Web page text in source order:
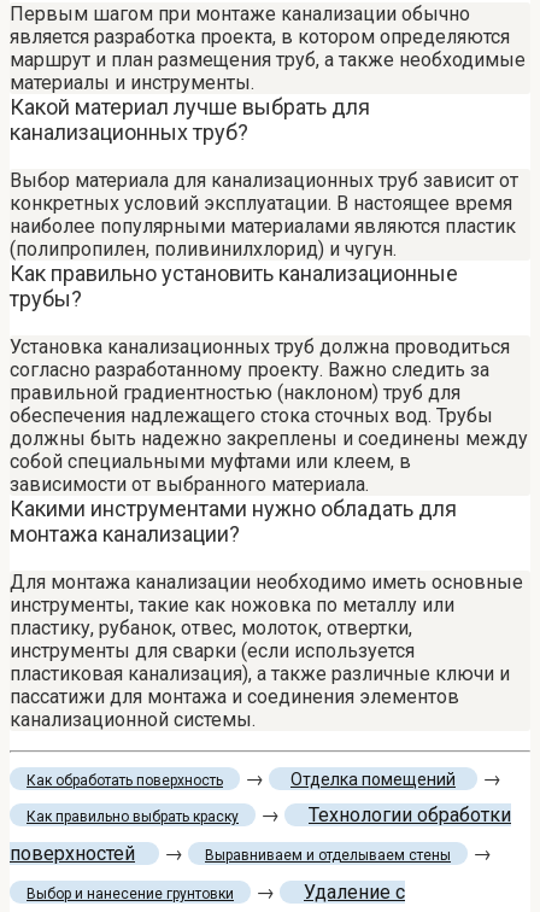
Первым шагом при монтаже канализации обычно
является разработка проекта, в котором определяются
маршрут и план размещения труб, а также необходимые
материалы и инструменты.
Какой материал лучше выбрать для
канализационных труб?
Выбор материала для канализационных труб зависит от
конкретных условий эксплуатации. В настоящее время
наиболее популярными материалами являются пластик
(полипропилен, поливинилхлорид) и чугун.
Как правильно установить канализационные
трубы?
Установка канализационных труб должна проводиться
согласно разработанному проекту. Важно следить за
правильной градиентностью (наклоном) труб для
обеспечения надлежащего стока сточных вод. Трубы
должны быть надежно закреплены и соединены между
собой специальными муфтами или клеем, в
зависимости от выбранного материала.
Какими инструментами нужно обладать для
монтажа канализации?
Для монтажа канализации необходимо иметь основные
инструменты, такие как ножовка по металлу или
пластику, рубанок, отвес, молоток, отвертки,
инструменты для сварки (если используется
пластиковая канализация), а также различные ключи и
пассатижи для монтажа и соединения элементов
канализационной системы.
Как обработать поверхность → Отделка помещений →
Как правильно выбрать краску →
Технологии обработки
поверхностей
→ Выравниваем и отделываем стены →
Выбор и нанесение грунтовки →
Удаление с